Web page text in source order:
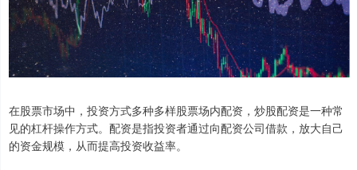
在股票市场中，投资方式多种多样股票场内配资，炒股配资是一种常
见的杠杆操作方式。配资是指投资者通过向配资公司借款，放大自己
的资金规模，从而提高投资收益率。